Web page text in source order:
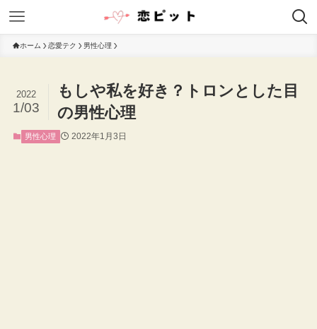
ホーム 恋愛テク 男性心理
もしや私を好き？トロンとした目
の男性心理
2022
1/03
男性心理 2022年1月3日